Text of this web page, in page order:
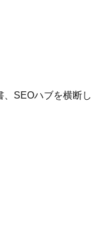
SEOハブを横断し